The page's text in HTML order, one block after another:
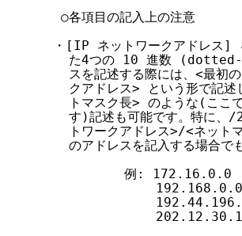
  ○各項目の記入上の注意
・[IP ネットワークアドレス]
た4つの 10 進数 (dotted-
スを記述する際には、<最初
クアドレス> という形で記述
トマスク長> のような(ここ
す)記述も可能です。特に、/
トワークアドレス>/<ネット
のアドレスを記入する場合で
          例: 172.16.0.0